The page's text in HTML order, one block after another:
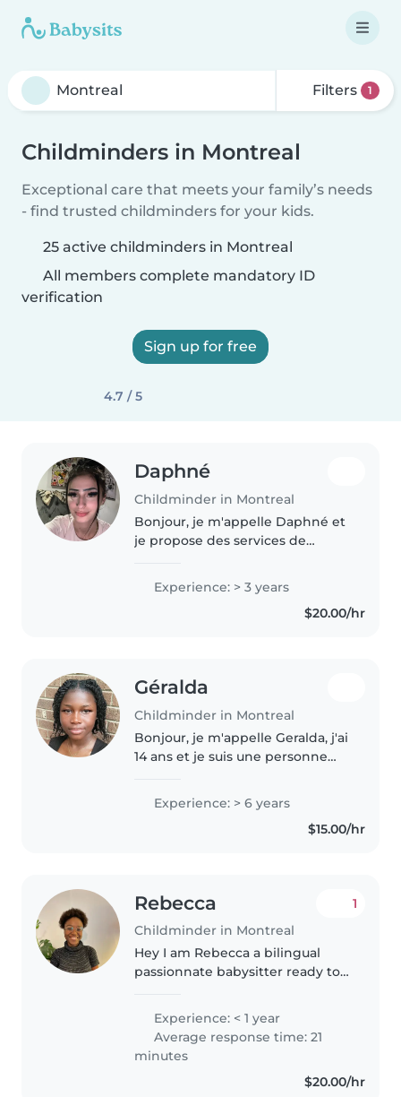
Filters 1
Childminders in Montreal
Exceptional care that meets your family’s needs
- find trusted childminders for your kids.
25 active childminders in Montreal
All members complete mandatory ID
verification
Sign up for free
4.7 / 5
Daphné
Childminder in Montreal
Bonjour, je m'appelle Daphné et
je propose des services de
une personne responsable,
patiente, attentionnée et à
l'écoute. J'aime passer du temps
Experience: > 3 years
$20.00/hr
Géralda
Childminder in Montreal
Bonjour, je m'appelle Geralda, j'ai
14 ans et je suis une personne
passer du temps avec les
enfants, jouer avec eux, les aider..
Experience: > 6 years
$15.00/hr
Rebecca
Childminder in Montreal
1
Hey I am Rebecca a bilingual
passionnate babysitter ready to
kids and I have a strong
connection cause I always find a
way to make them feel
Experience: < 1 year
Average response time: 21
minutes
$20.00/hr